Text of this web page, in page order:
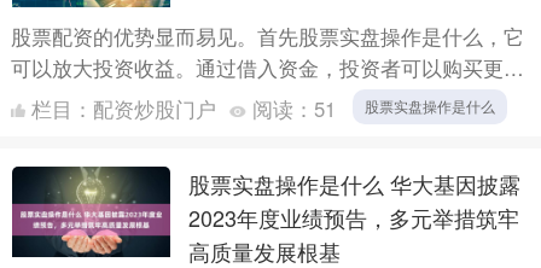
股票配资的优势显而易见。首先股票实盘操作是什么，它
可以放大投资收益。通过借入资金，投资者可以购买更多
股票，从而获得更高的收益。其次，它可以降低投资风
险。当股票市....
栏目： 配资炒股门户 阅读： 51 股票实盘操作是什么
股票实盘操作是什么 华大基因披露
2023年度业绩预告，多元举措筑牢
高质量发展根基